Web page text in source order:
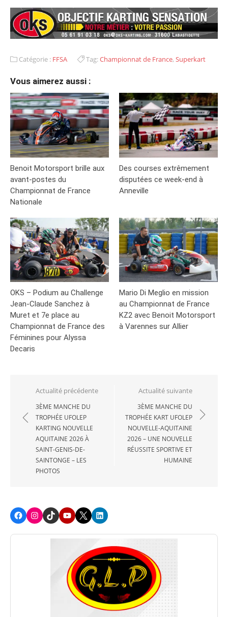
Catégorie : FFSA Tag:Championnat de France, Superkart
Vous aimerez aussi :
Benoit Motorsport brille aux
avant-postes du
Championnat de France
Nationale
Des courses extrêmement
disputées ce week-end à
Anneville
OKS – Podium au Challenge
Jean-Claude Sanchez à
Muret et 7e place au
Championnat de France des
Féminines pour Alyssa
Decaris
Mario Di Meglio en mission
au Championnat de France
KZ2 avec Benoit Motorsport
à Varennes sur Allier
Navigation
l’article
Actualité précédente
3ÈME MANCHE DU
TROPHÉE UFOLEP
KARTING NOUVELLE
AQUITAINE 2026 À
SAINT-GENIS-DE-
SAINTONGE – LES
PHOTOS
Actualité suivante
3ÈME MANCHE DU
TROPHÉE KART UFOLEP
NOUVELLE-AQUITAINE
2026 – UNE NOUVELLE
RÉUSSITE SPORTIVE ET
HUMAINE
FacebookInstagram
TikTokYoutube
X LinkedIn